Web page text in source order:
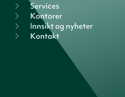
Services
Kontorer
Innsikt og nyheter
Kontakt